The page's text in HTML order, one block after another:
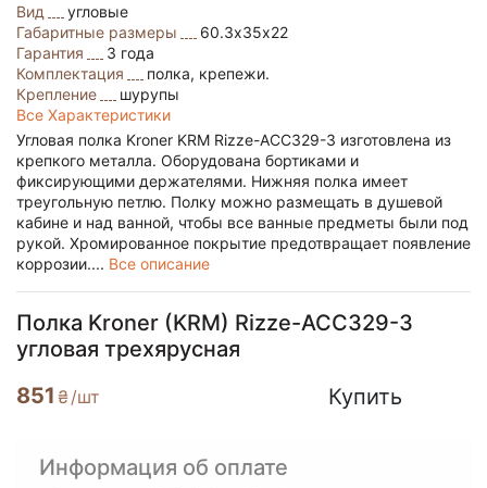
Вид
угловые
Габаритные размеры
60.3х35х22
Гарантия
3 года
Комплектация
полка, крепежи.
Крепление
шурупы
Все Характеристики
Угловая полка Kroner KRM Rizze-ACC329-3 изготовлена из
крепкого металла. Оборудована бортиками и
фиксирующими держателями. Нижняя полка имеет
треугольную петлю. Полку можно размещать в душевой
кабине и над ванной, чтобы все ванные предметы были под
рукой. Хромированное покрытие предотвращает появление
коррозии.... Все описание
Полка Kroner (KRM) Rizze-ACC329-3
угловая трехярусная
851 ₴/шт Купить
Информация об оплате